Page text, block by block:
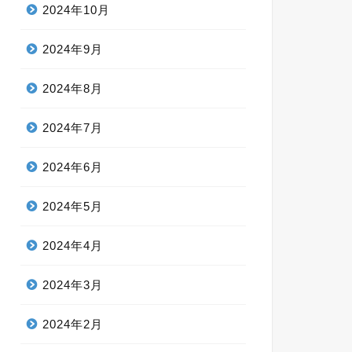
2024年10月
2024年9月
2024年8月
2024年7月
2024年6月
2024年5月
2024年4月
2024年3月
2024年2月